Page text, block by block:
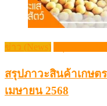
ข่าว (News)
สรุปภาวะสินค้าเกษต
เมษายน 2568